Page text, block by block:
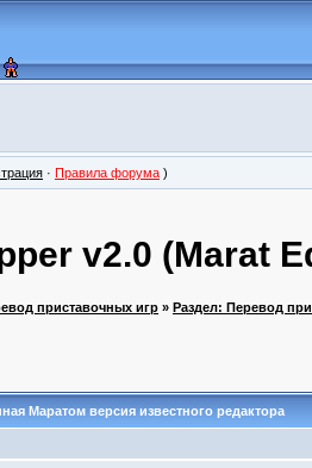
· Правила форума )
v2.0 (Marat
приставочных игр » Раздел: Перевод
Маратом версия известного редактора